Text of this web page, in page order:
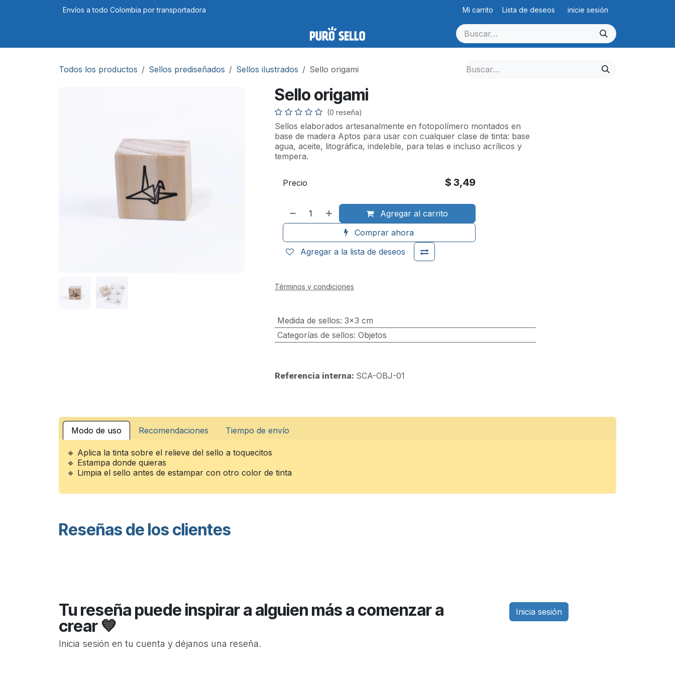
Envíos a todo Colombia por transportadora Mi carrito Lista de deseos inicie sesión
Todos los productos Sellos prediseñados Sellos ilustrados Sello origami
Sello origami
(0 reseña)
Sellos elaborados artesanalmente en fotopolímero montados en
base de madera Aptos para usar con cualquier clase de tinta: base
agua, aceite, litográfica, indeleble, para telas e incluso acrílicos y
tempera.
Agregar al carrito
Comprar ahora
Agregar a la lista de deseos
Precio $ 3,49
Términos y condiciones
Medida de sellos: 3x3 cm
Categorías de sellos: Objetos
Referencia interna: SCA-OBJ-01
Modo de uso Recomendaciones Tiempo de envío
🔹 Aplica la tinta sobre el relieve del sello a toquecitos
🔹 Estampa donde quieras
🔹 Limpia el sello antes de estampar con otro color de tinta
Reseñas de los clientes
Tu reseña puede inspirar a alguien más a comenzar a
crear 💙
Inicia sesión en tu cuenta y déjanos una reseña.
Inicia sesión